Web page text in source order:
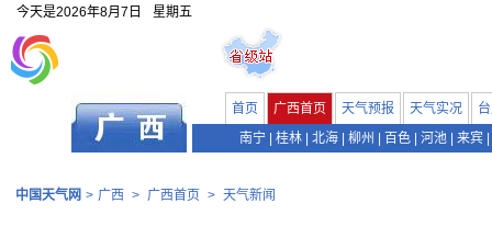
今天是2026年8月7日 星期五
首页 广西首页 天气预报 天气实况
南宁
桂林 北海 柳州 百色 河池 来宾
中国天气网 > 广西 > 广西首页 > 天气新闻